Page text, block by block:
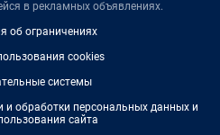
в рекламных объявлениях.
об ограничениях
cookies
системы
и обработки персональных данных и
сайта